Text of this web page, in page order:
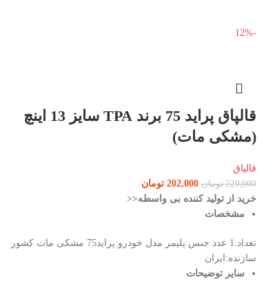
-12%
قالپاق پراید 75 برند TPA سایز 13 اینچ
(مشکی مات)
قالپاق
229,000 تومان 202,000 تومان
خرید از تولید کننده بی واسطه<<
مشخصات
تعداد:1 عدد جنس:پلیمر مدل خودرو:پراید75 مشکی مات کشور
سازنده:ایران
سایر توضیحات